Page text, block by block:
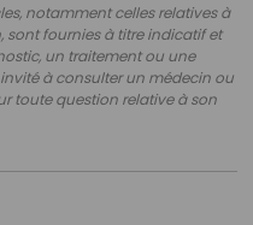
notamment celles relatives à
fournies à titre indicatif et
un traitement ou une
à consulter un médecin ou
toute question relative à son